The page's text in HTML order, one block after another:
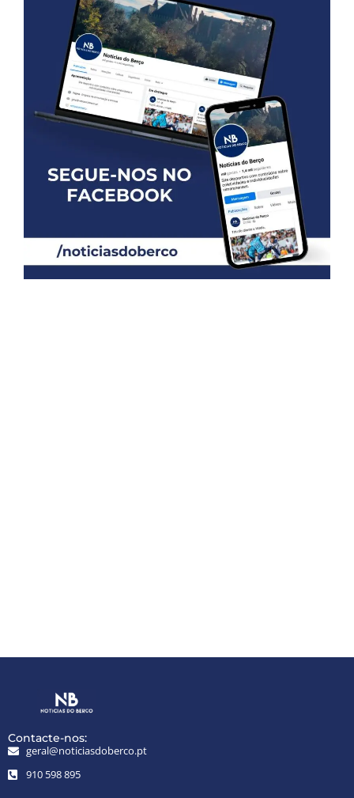
Contacte-nos:
geral@noticiasdoberco.pt
910 598 895